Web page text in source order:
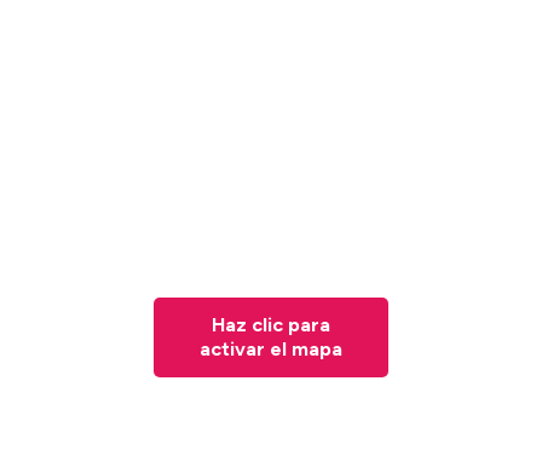
Haz clic para
activar el mapa